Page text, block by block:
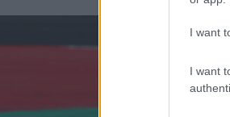
I want
I want
FORMA-1 /